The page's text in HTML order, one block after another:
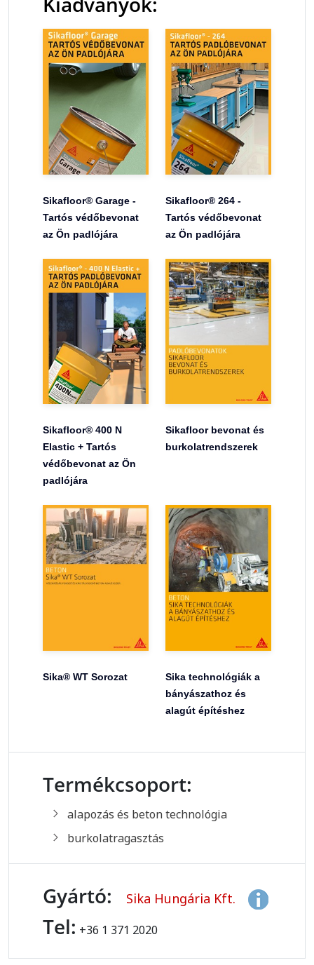
Sikafloor® Garage -
Tartós védőbevonat
az Ön padlójára
Sikafloor® 264 -
Tartós védőbevonat
az Ön padlójára
Sikafloor® 400 N
Elastic + Tartós
védőbevonat az Ön
padlójára
Sikafloor bevonat és
burkolatrendszerek
Sika® WT Sorozat
Sika technológiák a
bányászathoz és
alagút építéshez
Termékcsoport:
alapozás és beton technológia
burkolatragasztás
Gyártó: Sika Hungária Kft.
Tel: +36 1 371 2020